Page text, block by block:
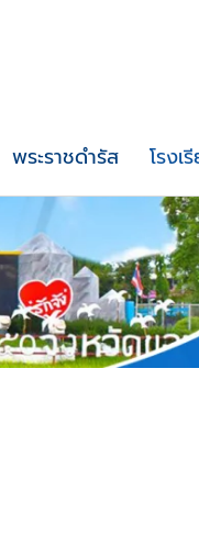
พระราชดำรัส โรงเ